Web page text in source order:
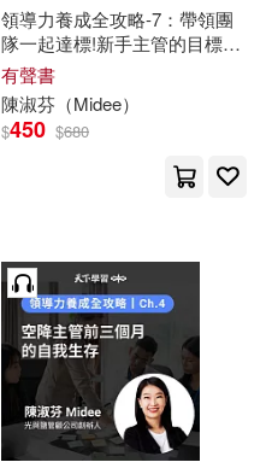
領導力養成全攻略-7：帶領團
隊一起達標!新手主管的目標管
理必修課 (有聲書)
有聲書
陳淑芬 （Midee）
$450 $680